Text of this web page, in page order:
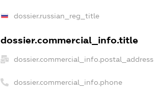
dossier.russian_reg_title
dossier.commercial_info.title
dossier.commercial_info.postal_address
dossier.commercial_info.phone